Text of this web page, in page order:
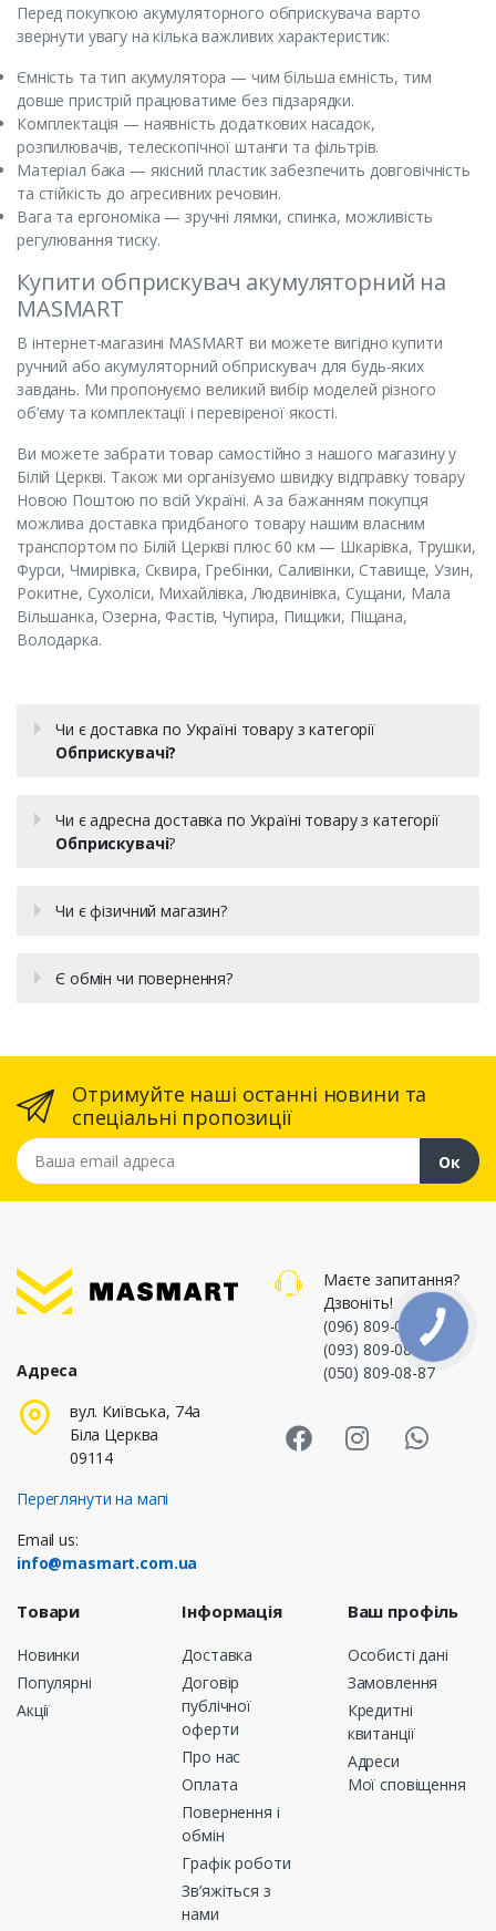
Перед покупкою акумуляторного обприскувача варто
звернути увагу на кілька важливих характеристик:
Ємність та тип акумулятора — чим більша ємність, тим
довше пристрій працюватиме без підзарядки.
Комплектація — наявність додаткових насадок,
розпилювачів, телескопічної штанги та фільтрів.
Матеріал бака — якісний пластик забезпечить довговічність
та стійкість до агресивних речовин.
Вага та ергономіка — зручні лямки, спинка, можливість
регулювання тиску.
Купити обприскувач акумуляторний на
MASMART
В інтернет-магазині MASMART ви можете вигідно купити
ручний або акумуляторний обприскувач для будь-яких
завдань. Ми пропонуємо великий вибір моделей різного
об’єму та комплектації і перевіреної якості.
Ви можете забрати товар самостійно з нашого магазину у
Білій Церкві. Також ми організуємо швидку відправку товару
Новою Поштою по всій Україні. А за бажанням покупця
можлива доставка придбаного товару нашим власним
транспортом по Білій Церкві плюс 60 км — Шкарівка, Трушки,
Фурси, Чмирівка, Сквира, Гребінки, Саливінки, Ставище, Узин,
Рокитне, Сухоліси, Михайлівка, Людвинівка, Сущани, Мала
Вільшанка, Озерна, Фастів, Чупира, Пищики, Піщана,
Володарка.
Чи є доставка по Україні товару з категорії
Обприскувачі?
Чи є адресна доставка по Україні товару з категорії
Обприскувачі?
Чи є фізичний магазин?
Є обмін чи повернення?
Отримуйте наші останні новини та
спеціальні пропозиції
Ваша email адреса
Ок
Адреса
вул. Київська, 74а
Біла Церква
09114
Переглянути на мапі
Email us:
info@masmart.com.ua
Маєте запитання?
Дзвоніть!
(096) 809-08-87,
(093) 809-08-87
(050) 809-08-87
Товари
Новинки
Популярні
Акції
Інформація
Доставка
Договір
публічної
оферти
Про нас
Оплата
Повернення і
обмін
Графік роботи
Зв’яжіться з
нами
Ваш профіль
Особисті дані
Замовлення
Кредитні
квитанції
Адреси
Мої сповіщення